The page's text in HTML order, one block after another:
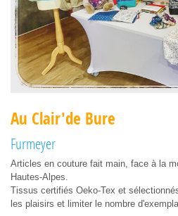
Au Clair'de Bure
Furmeyer
Articles en couture fait main, face à la
Hautes-Alpes.
Tissus certifiés Oeko-Tex et
les plaisirs et limiter le nombre